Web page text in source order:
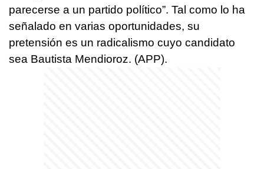
parecerse a un partido político”. Tal como lo ha
señalado en varias oportunidades, su
pretensión es un radicalismo cuyo candidato
sea Bautista Mendioroz. (APP).